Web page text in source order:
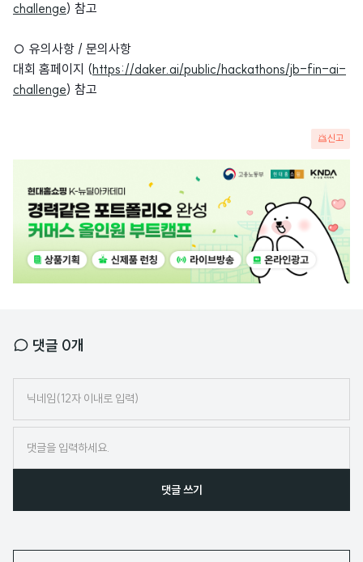
challenge) 참고
○ 유의사항 / 문의사항
대회 홈페이지 (https://daker.ai/public/hackathons/jb-fin-ai-
challenge) 참고
신고
댓글 0개
임
댓글 쓰기